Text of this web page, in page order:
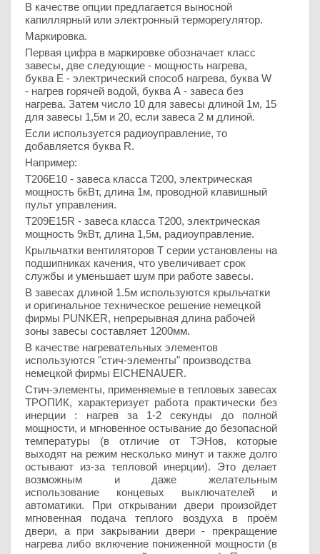
В качестве опции предлагается выносной
капиллярный или электронный терморегулятор.
Маркировка.
Первая цифра в маркировке обозначает класс
завесы, две следующие - мощность нагрева,
буква Е - электрический способ нагрева, буква W
- нагрев горячей водой, буква А - завеса без
нагрева. Затем число 10 для завесы длиной 1м, 15
для завесы 1,5м и 20, если завеса 2 м длиной.
Если используется радиоуправление, то
добавляется буква R.
Например:
Т206Е10 - завеса класса Т200, электрическая
мощность 6кВт, длина 1м, проводной клавишный
пульт управления.
Т209Е15R - завеса класса Т200, электрическая
мощность 9кВт, длина 1,5м, радиоуправление.
Крыльчатки вентиляторов Т серии установлены на
подшипниках качения, что увеличивает срок
службы и уменьшает шум при работе завесы.
В завесах длиной 1.5м используются крыльчатки
и оригинальное техническое решение немецкой
фирмы PUNKER, непрерывная длина рабочей
зоны завесы составляет 1200мм.
В качестве нагревательных элементов
используются "стич-элементы" производства
немецкой фирмы EICHENAUER.
Стич-элементы, применяемые в тепловых завесах
ТРОПИК, характеризует работа практически без
инерции : нагрев за 1-2 секунды до полной
мощности, и мгновенное остывание до безопасной
температуры (в отличие от ТЭНов, которые
выходят на режим несколько минут и также долго
остывают из-за тепловой инерции). Это делает
возможным и даже желательным
использование концевых выключателей и
автоматики. При открывании двери произойдет
мгновенная подача теплого воздуха в проём
двери, а при закрывании двери - прекращение
нагрева либо включение пониженной мощности (в